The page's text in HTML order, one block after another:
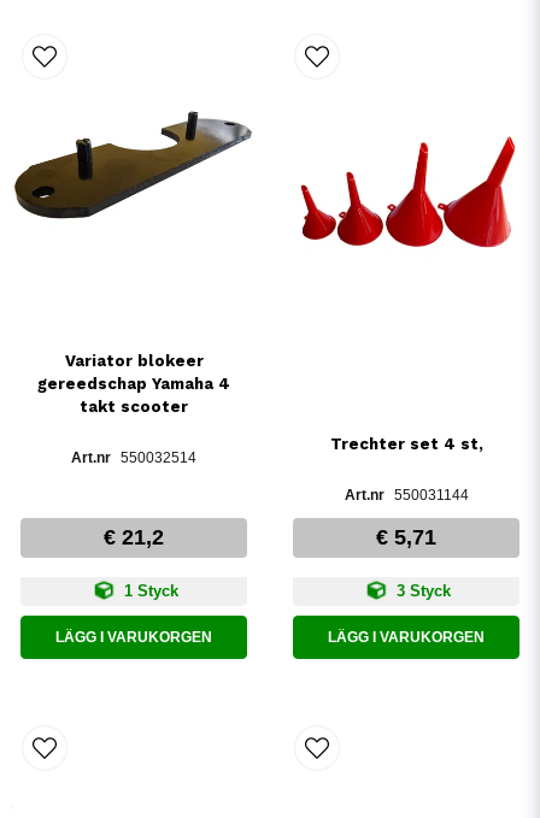
Variator blokeer
gereedschap Yamaha 4
takt scooter
550032514
€ 21,2
1 Styck
LÄGG I VARUKORGEN
Trechter set 4 st,
550031144
€ 5,71
3 Styck
LÄGG I VARUKORGEN